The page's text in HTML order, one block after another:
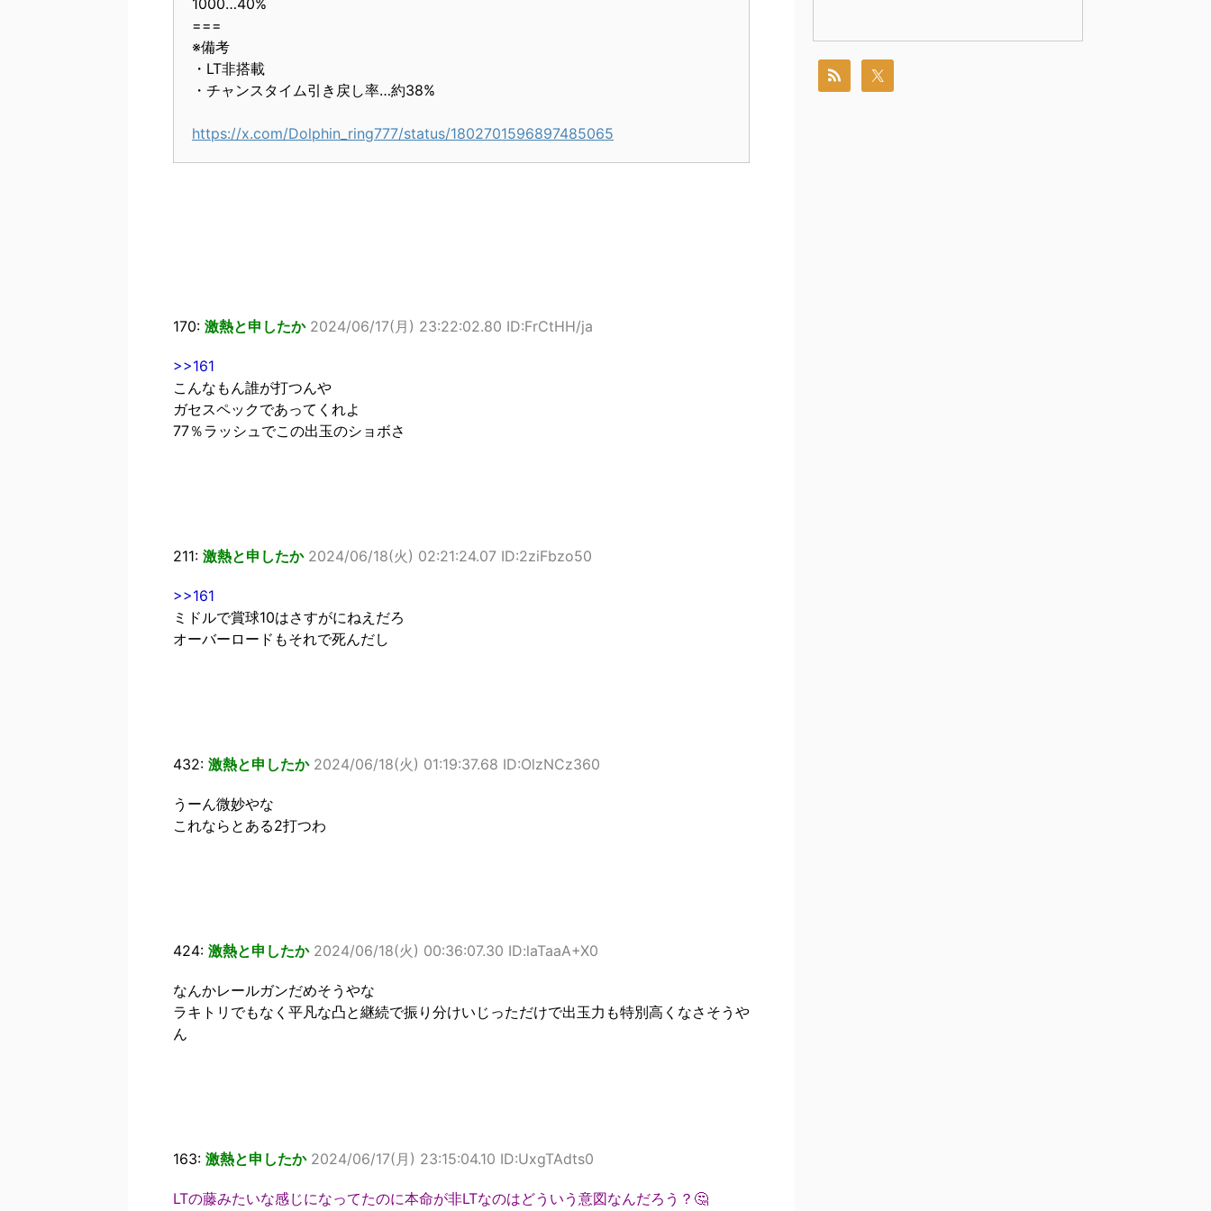
1000…40%
===
※備考
・LT非搭載
・チャンスタイム引き戻し率…約38%
https://x.com/Dolphin_ring777/status/1802701596897485065
170: 激熱と申したか 2024/06/17(月) 23:22:02.80 ID:FrCtHH/ja
>>161
こんなもん誰が打つんや
ガセスペックであってくれよ
77％ラッシュでこの出玉のショボさ
211: 激熱と申したか 2024/06/18(火) 02:21:24.07 ID:2ziFbzo50
>>161
ミドルで賞球10はさすがにねえだろ
オーバーロードもそれで死んだし
432: 激熱と申したか 2024/06/18(火) 01:19:37.68 ID:OlzNCz360
うーん微妙やな
これならとある2打つわ
424: 激熱と申したか 2024/06/18(火) 00:36:07.30 ID:laTaaA+X0
なんかレールガンだめそうやな
ラキトリでもなく平凡な凸と継続で振り分けいじっただけで出玉力も特別高くなさそうや
ん
163: 激熱と申したか 2024/06/17(月) 23:15:04.10 ID:UxgTAdts0
LTの藤みたいな感じになってたのに本命が非LTなのはどういう意図なんだろう？🤔